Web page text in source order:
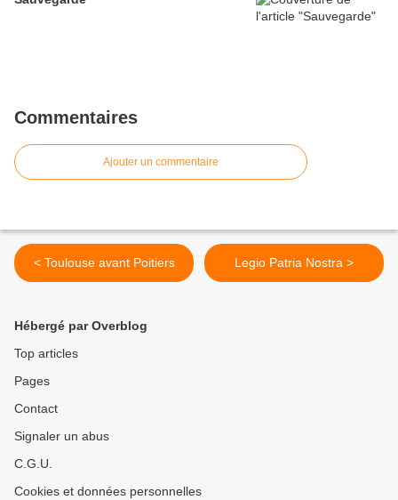
Commentaires
Ajouter un commentaire
< Toulouse avant Poitiers Legio Patria Nostra >
Hébergé par Overblog
Top articles
Pages
Contact
Signaler un abus
C.G.U.
Cookies et données personnelles